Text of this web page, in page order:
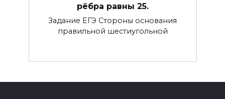
рёбра равны 25.
Задание ЕГЭ Стороны основания
правильной шестиугольной